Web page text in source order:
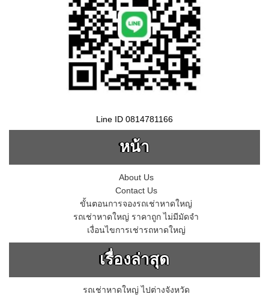
Line ID 0814781166
หน้า
About Us
Contact Us
ขั้นตอนการจองรถเช่าหาดใหญ่
รถเช่าหาดใหญ่ ราคาถูก ไม่มีมัดจำ
เงื่อนไขการเช่ารถหาดใหญ่
เรื่องล่าสุด
รถเช่าหาดใหญ่ ไปต่างจังหวัด